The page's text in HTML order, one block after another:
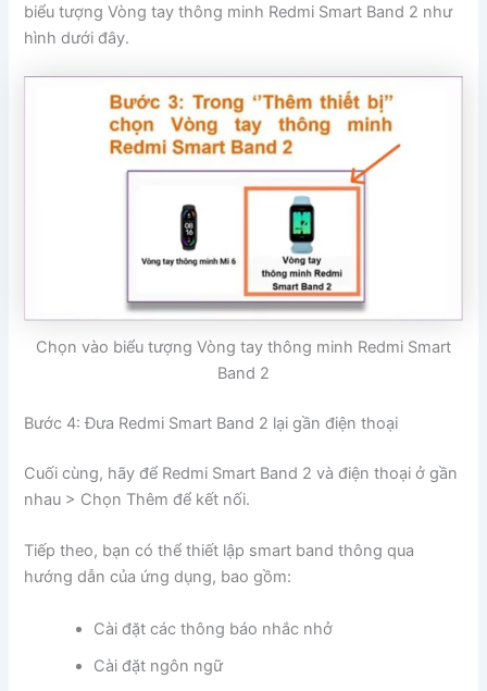
biểu tượng Vòng tay thông minh Redmi Smart Band 2 như
hình dưới đây.
Chọn vào biểu tượng Vòng tay thông minh Redmi Smart
Band 2
Bước 4: Đưa Redmi Smart Band 2 lại gần điện thoại
Cuối cùng, hãy để Redmi Smart Band 2 và điện thoại ở gần
nhau > Chọn Thêm để kết nối.
Tiếp theo, bạn có thể thiết lập smart band thông qua
hướng dẫn của ứng dụng, bao gồm:
Cài đặt các thông báo nhắc nhở
Cài đặt ngôn ngữ